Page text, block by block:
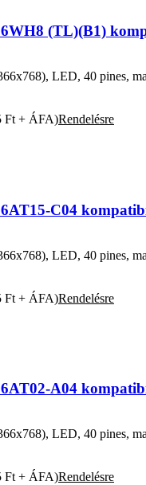
(TL)(B1)
LED, 40 pines,
Ft + ÁFA)Rendelésre
C04
LED, 40 pines,
Ft + ÁFA)Rendelésre
A04
LED, 40 pines,
Ft + ÁFA)Rendelésre